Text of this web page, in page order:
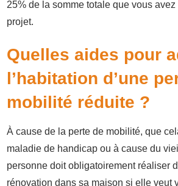
25% de la somme totale que vous
projet.
Quelles aides pour
l’habitation d’une
mobilité réduite ?
À cause de la perte de mobilité, que
maladie de handicap ou à cause du
personne doit obligatoirement réaliser
rénovation dans sa maison si elle veut